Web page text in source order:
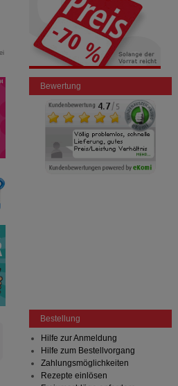
Bewertung
Bestellung
Hilfe zur Anmeldung
Hilfe zum Bestellvorgang
Zahlungsmöglichkeiten
Rezepte einlösen